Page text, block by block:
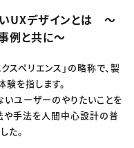
せ
UXデザインとは 〜
例と共に〜
ペリエンス」の略称で、製
を指します。
ユーザーのやりたいことを
や手法を人間中心設計の普
た。